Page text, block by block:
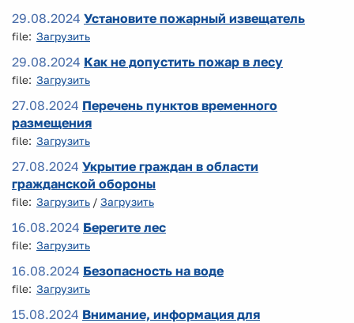
29.08.2024 Установите пожарный извещатель
file: Загрузить
29.08.2024 Как не допустить пожар в лесу
file: Загрузить
27.08.2024 Перечень пунктов временного
размещения
file: Загрузить
27.08.2024 Укрытие граждан в области
гражданской обороны
file: Загрузить / Загрузить
16.08.2024 Берегите лес
file: Загрузить
16.08.2024 Безопасность на воде
file: Загрузить
15.08.2024 Внимание, информация для